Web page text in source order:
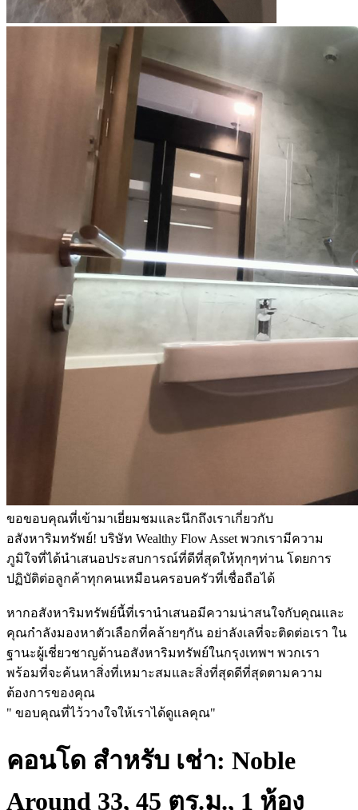
ขอขอบคุณที่เข้ามาเยี่ยมชมและนึกถึงเราเกี่ยวกับ
อสังหาริมทรัพย์! บริษัท Wealthy Flow Asset พวกเรามีความ
ภูมิใจที่ได้นำเสนอประสบการณ์ที่ดีที่สุดให้ทุกๆท่าน โดยการ
ปฏิบัติต่อลูกค้าทุกคนเหมือนครอบครัวที่เชื่อถือได้
หากอสังหาริมทรัพย์นี้ที่เรานำเสนอมีความน่าสนใจกับคุณและ
คุณกำลังมองหาตัวเลือกที่คล้ายๆกัน อย่าลังเลที่จะติดต่อเรา ใน
ฐานะผู้เชี่ยวชาญด้านอสังหาริมทรัพย์ในกรุงเทพฯ พวกเรา
พร้อมที่จะค้นหาสิ่งที่เหมาะสมและสิ่งที่สุดดีที่สุดตามความ
ต้องการของคุณ
" ขอบคุณที่ไว้วางใจให้เราได้ดูแลคุณ"
คอนโด สำหรับ เช่า: Noble
Around 33, 45 ตร.ม., 1 ห้อง